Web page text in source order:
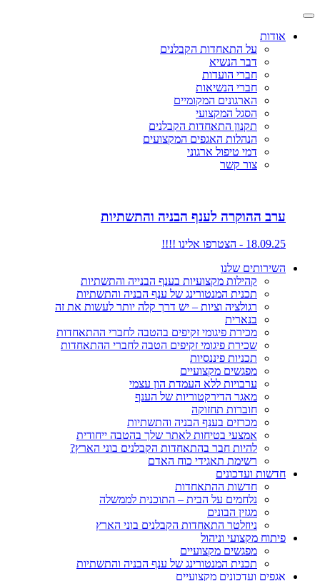
אודות
על התאחדות הקבלנים
דבר הנשיא
חברי הועדות
חברי הנשיאות
הארגונים המקומיים
הסגל המקצועי
תקנון התאחדות הקבלנים
הנהלות האגפים המקצועים
דמי טיפול ארגוני
צור קשר
ערב ההוקרה לענף הבניה והתשתיות
18.09.25 - הצטרפו אלינו !!!!
השירותים שלנו
קהילות מקצועיות בענף הבנייה והתשתיות
תכנית המנטורינג של ענף הבניה והתשתיות
רגולציה וציות – יש דרך קלה יותר לעשות את זה
בנארית
מכירת פיגומי זקיפים בהטבה לחברי ההתאחדות
שכירת פיגומי זקיפים הטבה לחברי ההתאחדות
תכניות פיננסיות
מפגשים מקצועיים
ערבויות ללא העמדת הון עצמי
מאגר הדירקטוריות של הענף
חוברות תחזוקה
מכרזים בענף הבניה והתשתיות
אמצעי בטיחות לאתר שלך בהטבה ייחודית
להיות חבר בהתאחדות הקבלנים בוני הארץ?
רשימת תאגידי כוח האדם
חדשות ועדכונים
חדשות ההתאחדות
נלחמים על הבית – התוכנית לממשלה
מגזין הבונים
ניוזלטר התאחדות הקבלנים בוני הארץ
פיתוח מקצועי וניהול
מפגשים מקצועיים
תכנית המנטורינג של ענף הבניה והתשתיות
אגפים ועדכונים מקצועיים